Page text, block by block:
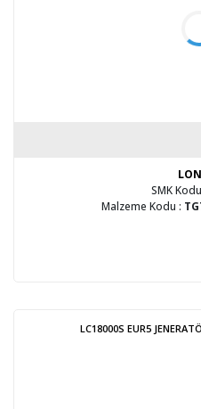
SMK
Malzeme Kodu :
LC18000S EUR5